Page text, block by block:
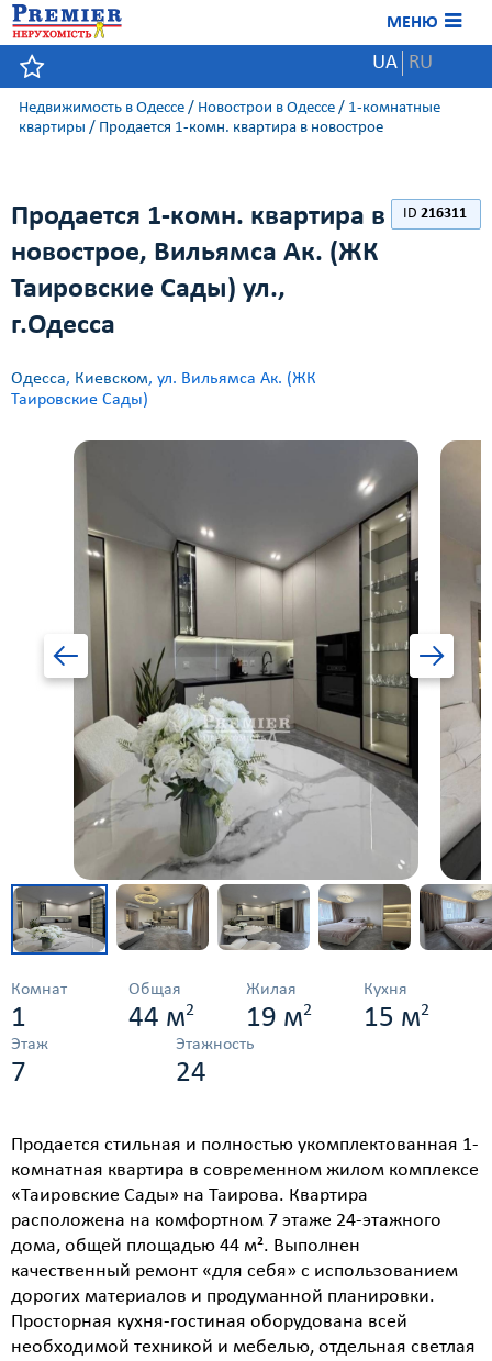
МЕНЮ
UA RU
Недвижимость в Одессе / Новострои в Одессе / 1-комнатные
квартиры / Продается 1-комн. квартира в новострое
Продается 1-комн. квартира в
новострое, Вильямса Ак. (ЖК
Таировские Сады) ул.,
г.Одесса
Одесса, Киевском, ул. Вильямса Ак. (ЖК
Таировские Сады)
ID 216311
Комнат
1
Общая
44 м2
Жилая
19 м2
Кухня
15 м2
Этаж
7
Этажность
24
Продается стильная и полностью укомплектованная 1-
комнатная квартира в современном жилом комплексе
«Таировские Сады» на Таирова. Квартира
расположена на комфортном 7 этаже 24-этажного
дома, общей площадью 44 м². Выполнен
качественный ремонт «для себя» с использованием
дорогих материалов и продуманной планировки.
Просторная кухня-гостиная оборудована всей
необходимой техникой и мебелью, отдельная светлая